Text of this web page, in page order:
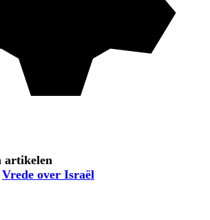
artikelen
Vrede over Israël